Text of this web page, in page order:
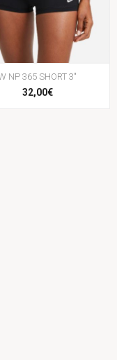
NP 365 SHORT 3"
32,00€